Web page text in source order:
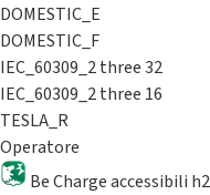
DOMESTIC_E
DOMESTIC_F
IEC_60309_2 three 32
IEC_60309_2 three 16
TESLA_R
Operatore
Be Charge accessibili